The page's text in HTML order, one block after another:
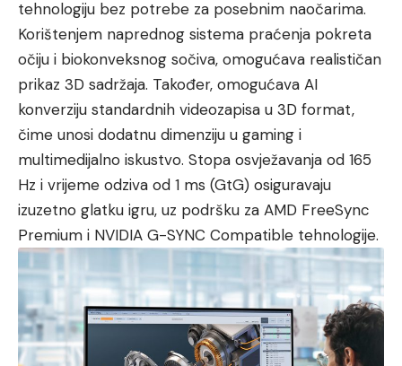
tehnologiju bez potrebe za posebnim naočarima.
Korištenjem naprednog sistema praćenja pokreta
očiju i biokonveksnog sočiva, omogućava realističan
prikaz 3D sadržaja. Također, omogućava AI
konverziju standardnih videozapisa u 3D format,
čime unosi dodatnu dimenziju u gaming i
multimedijalno iskustvo. Stopa osvježavanja od 165
Hz i vrijeme odziva od 1 ms (GtG) osiguravaju
izuzetno glatku igru, uz podršku za AMD FreeSync
Premium i NVIDIA G-SYNC Compatible tehnologije.